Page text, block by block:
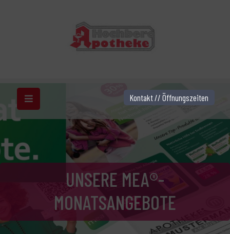
UNSERE MEA®-
MONATSANGEBOTE
Kontakt // Öffnungszeiten